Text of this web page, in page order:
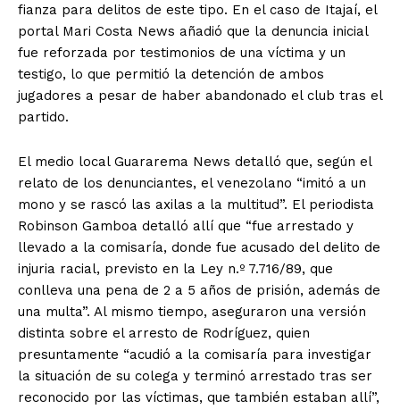
fianza para delitos de este tipo. En el caso de Itajaí, el
portal Mari Costa News añadió que la denuncia inicial
fue reforzada por testimonios de una víctima y un
testigo, lo que permitió la detención de ambos
jugadores a pesar de haber abandonado el club tras el
partido.
El medio local Guararema News detalló que, según el
relato de los denunciantes, el venezolano “imitó a un
mono y se rascó las axilas a la multitud”. El periodista
Robinson Gamboa detalló allí que “fue arrestado y
llevado a la comisaría, donde fue acusado del delito de
injuria racial, previsto en la Ley n.º 7.716/89, que
conlleva una pena de 2 a 5 años de prisión, además de
una multa”. Al mismo tiempo, aseguraron una versión
distinta sobre el arresto de Rodríguez, quien
presuntamente “acudió a la comisaría para investigar
la situación de su colega y terminó arrestado tras ser
reconocido por las víctimas, que también estaban allí”,